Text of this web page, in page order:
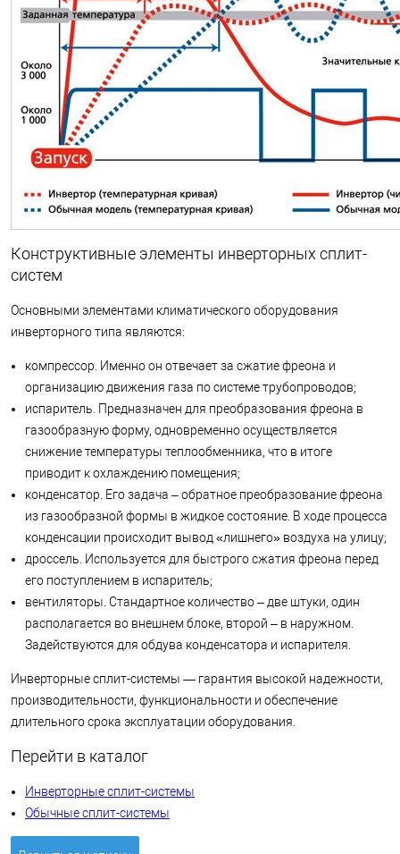
Конструктивные элементы инверторных сплит-
систем
Основными элементами климатического оборудования
инверторного типа являются:
компрессор. Именно он отвечает за сжатие фреона и
организацию движения газа по системе трубопроводов;
испаритель. Предназначен для преобразования фреона в
газообразную форму, одновременно осуществляется
снижение температуры теплообменника, что в итоге
приводит к охлаждению помещения;
конденсатор. Его задача – обратное преобразование фреона
из газообразной формы в жидкое состояние. В ходе процесса
конденсации происходит вывод «лишнего» воздуха на улицу;
дроссель. Используется для быстрого сжатия фреона перед
его поступлением в испаритель;
вентиляторы. Стандартное количество – две штуки, один
располагается во внешнем блоке, второй – в наружном.
Задействуются для обдува конденсатора и испарителя.
Инверторные сплит-системы — гарантия высокой надежности,
производительности, функциональности и обеспечение
длительного срока эксплуатации оборудования.
Перейти в каталог
Инверторные сплит-системы
Обычные сплит-системы